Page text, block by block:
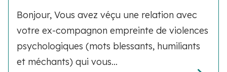
Bonjour, Vous avez véçu une relation avec
votre ex-compagnon empreinte de violences
psychologiques (mots blessants, humiliants
et méchants) qui vous...